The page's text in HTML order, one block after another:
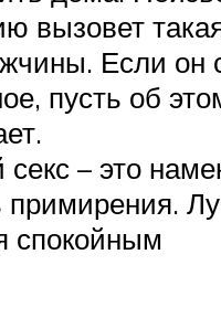
вызовет
Если он
пусть об
– это
примирения.
спокойным